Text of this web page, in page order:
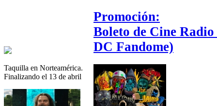
Taquilla en Norteamérica.
Finalizando el 13 de abril
Promoción:
Boleto de Cine Radio
DC Fandome)